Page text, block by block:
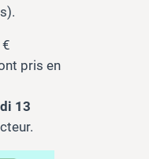
pris en
13